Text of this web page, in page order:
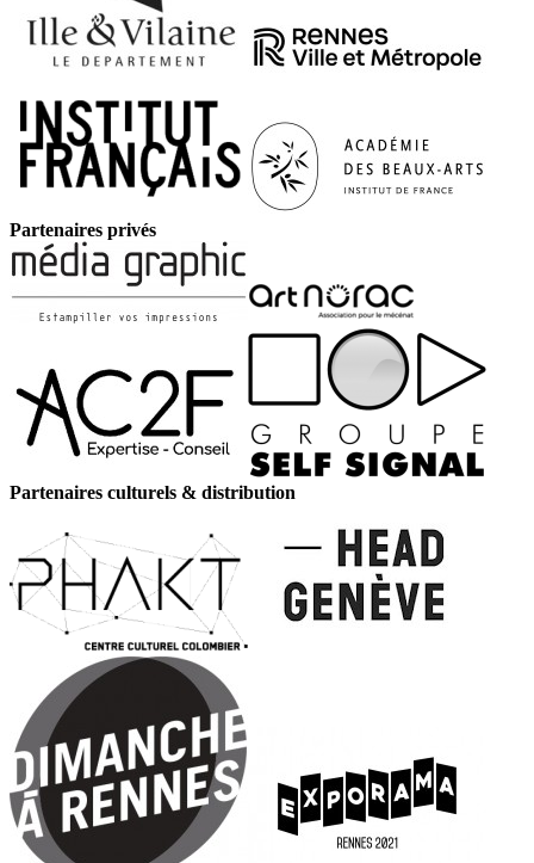
Partenaires privés
Partenaires culturels & distribution